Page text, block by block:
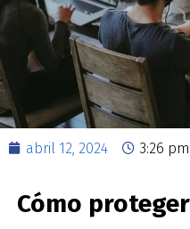
abril 12, 2024 3:26 pm
Cómo